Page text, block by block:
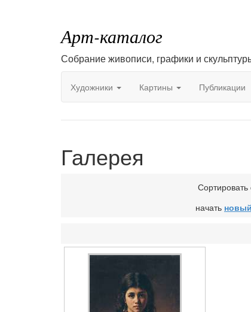
Арт-каталог
Собрание живописи, графики и
Художники Картины Публикации
Галерея
Сортировать
начать